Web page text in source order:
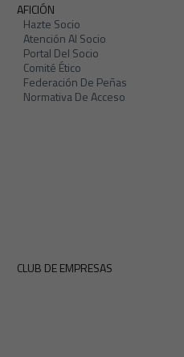
AFICIÓN
Hazte Socio
Atención Al Socio
Portal Del Socio
Comité Ético
Federación De Peñas
Normativa De Acceso
CLUB DE EMPRESAS